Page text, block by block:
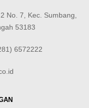
No. 7, Kec. Sumbang,
53183
6572222